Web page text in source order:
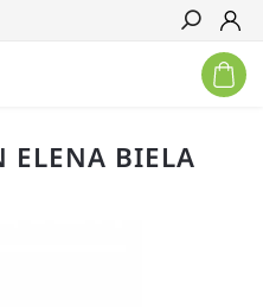
Hľadať
ELENA BIELA